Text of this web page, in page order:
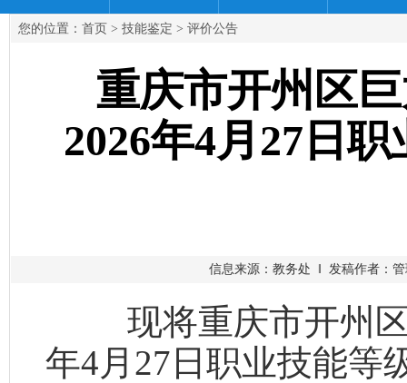
您的位置： 首页 > 技能鉴定 > 评价公告
重庆市开州区
2026年4月27日
信息来源：教务处 ‖ 发稿作者：
现将重庆市开州区
年4月 27 日职业技能等